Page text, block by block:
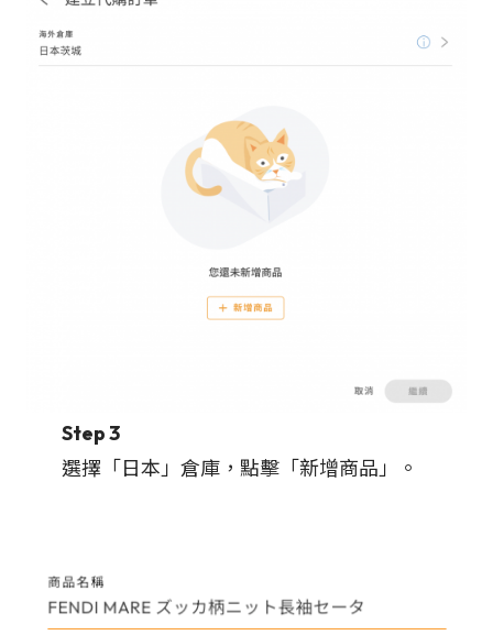
Step 3
選擇「日本」倉庫，點擊「新增商品」。